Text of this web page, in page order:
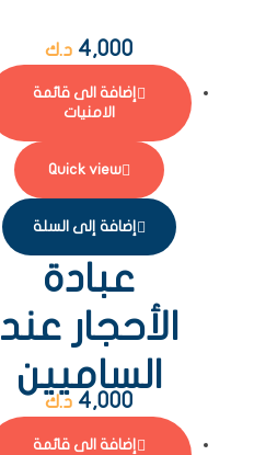
4,000 د.ك
إضافة الى قائمة
الامنيات
Quick view
إضافة إلى السلة
عبادة
الأحجار عند
الساميين
4,000 د.ك
إضافة الى قائمة